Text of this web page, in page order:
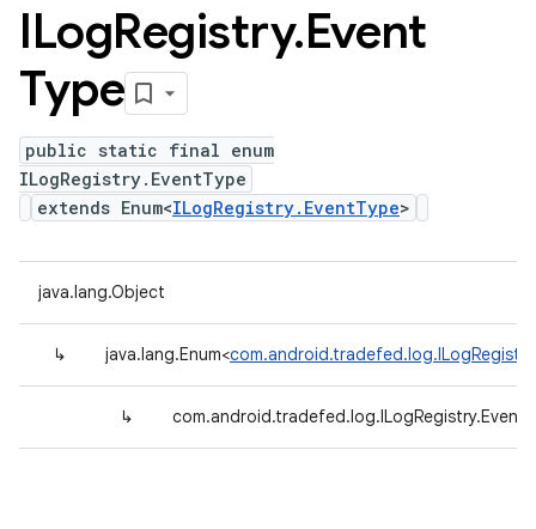
ILogRegistry.Event
Type
public static final enum
ILogRegistry.EventType
extends Enum<ILogRegistry.EventType>
java.lang.Object
↳ java.lang.Enum<
↳